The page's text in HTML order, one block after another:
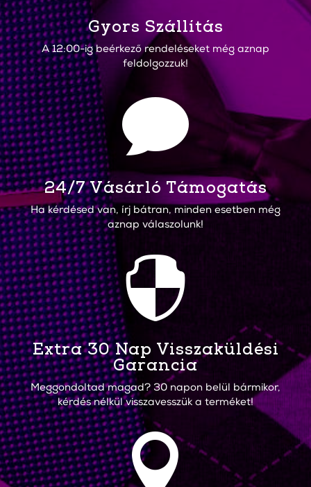
Gyors Szállítás
A 12:00-ig beérkező rendeléseket még aznap
feldolgozzuk!

24/7 Vásárló Támogatás
Ha kérdésed van, írj bátran, minden esetben még
aznap válaszolunk!

Extra 30 Nap Visszaküldési
Garancia
Meggondoltad magad? 30 napon belül bármikor,
kérdés nélkül visszavesszük a terméket!
